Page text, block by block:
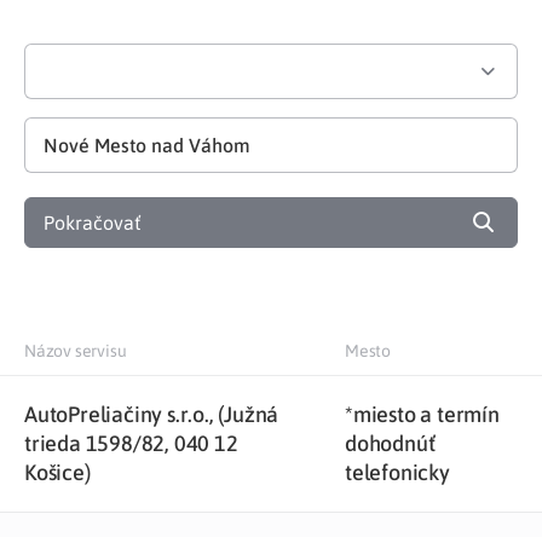
Pokračovať
Názov servisu Mesto
AutoPreliačiny s.r.o., (Južná
trieda 1598/82, 040 12
Košice)
*miesto a termín
dohodnúť
telefonicky